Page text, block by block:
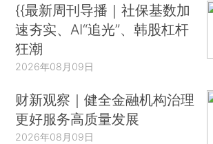
{{最新周刊导播｜社保基数加
速夯实、AI“追光”、韩股杠杆
狂潮
2026年08月09日
财新观察｜健全金融机构治理
更好服务高质量发展
2026年08月09日